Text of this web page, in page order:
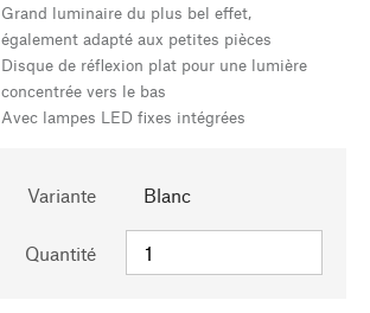
Grand luminaire du plus bel effet,
également adapté aux petites pièces
Disque de réflexion plat pour une lumière
concentrée vers le bas
Avec lampes LED fixes intégrées
Variante Blanc
Quantité